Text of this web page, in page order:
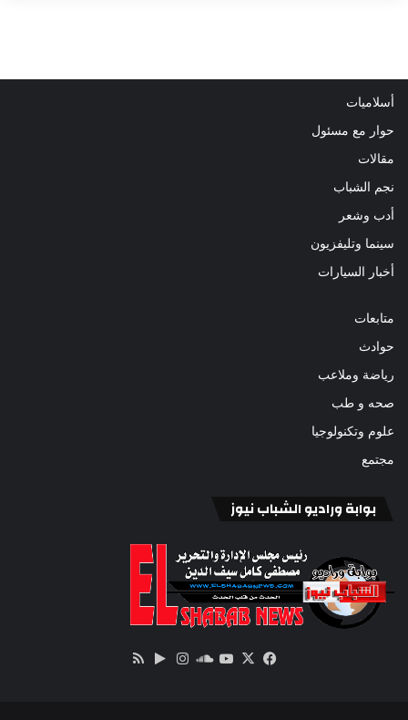
أسلاميات
حوار مع مسئول
مقالات
نجم الشباب
أدب وشعر
سينما وتليفزيون
أخبار السيارات
متابعات
حوادث
رياضة وملاعب
صحه و طب
علوم وتكنولوجيا
مجتمع
بوابة وراديو الشباب نيوز
فيسبوك
‫X
‫YouTube
ساوندانستقرام‏Google